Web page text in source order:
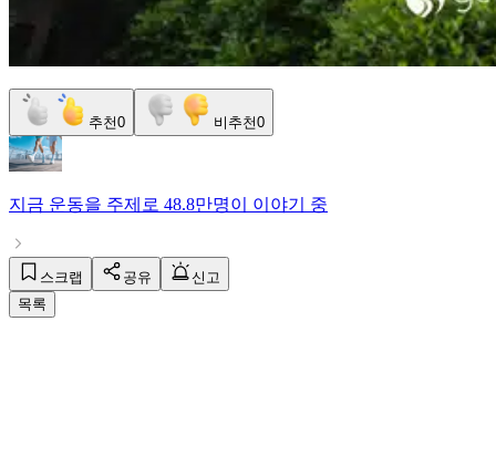
추천0 비추천0
지금 운동을 주제로 48.8만명이 이야기 중
스크랩 공유
신고
목록